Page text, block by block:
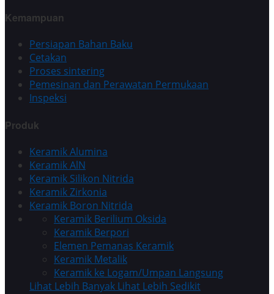
Kemampuan
Persiapan Bahan Baku
Cetakan
Proses sintering
Pemesinan dan Perawatan Permukaan
Inspeksi
Produk
Keramik Alumina
Keramik AlN
Keramik Silikon Nitrida
Keramik Zirkonia
Keramik Boron Nitrida
Keramik Berilium Oksida
Keramik Berpori
Elemen Pemanas Keramik
Keramik Metalik
Keramik ke Logam/Umpan Langsung
Lihat Lebih Banyak Lihat Lebih Sedikit